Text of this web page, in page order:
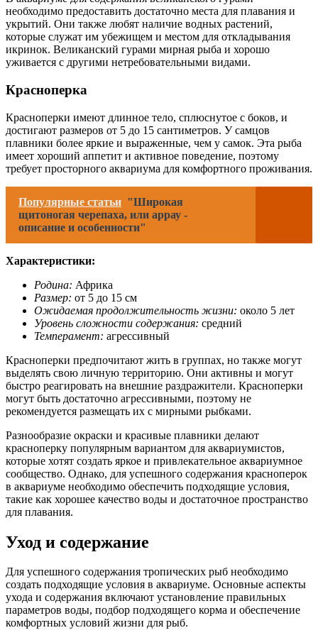
необходимо предоставить достаточно места для плавания и
укрытий. Они также любят наличие водных растений,
которые служат им убежищем и местом для откладывания
икринок. Великанский гурами мирная рыба и хорошо
уживается с другими нетребовательными видами.
Красноперка
Красноперки имеют длинное тело, сплюснутое с боков, и
достигают размеров от 5 до 15 сантиметров. У самцов
плавники более яркие и выраженные, чем у самок. Эта рыба
имеет хороший аппетит и активное поведение, поэтому
требует просторного аквариума для комфортного проживания.
Популярные статьи "Широкая
щитоногая черепаха, или аррау -
описание и особенности"
Характеристики:
Родина: Африка
Размер: от 5 до 15 см
Ожидаемая продолжительность жизни: около 5 лет
Уровень сложности содержания: средний
Темперамент: агрессивный
Красноперки предпочитают жить в группах, но также могут
выделять свою личную территорию. Они активны и могут
быстро реагировать на внешние раздражители. Красноперки
могут быть достаточно агрессивными, поэтому не
рекомендуется размещать их с мирными рыбками.
Разнообразие окраски и красивые плавники делают
красноперку популярным вариантом для аквариумистов,
которые хотят создать яркое и привлекательное аквариумное
сообщество. Однако, для успешного содержания красноперок
в аквариуме необходимо обеспечить подходящие условия,
такие как хорошее качество воды и достаточное пространство
для плавания.
Уход и содержание
Для успешного содержания тропических рыб необходимо
создать подходящие условия в аквариуме. Основные аспекты
ухода и содержания включают установление правильных
параметров воды, подбор подходящего корма и обеспечение
комфортных условий жизни для рыб.